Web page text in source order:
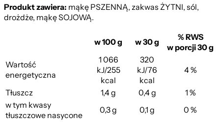
Produkt zawiera: mąkę PSZENNĄ, zakwas ŻYTNI, sól,
drożdże, mąkę SOJOWĄ.
w 100 g w 30 g
% RWS
w porcji 30 g
Wartość
energetyczna
1 066
kJ/255
kcal
320
kJ/76
kcal
4 %
Tłuszcz 1,4 g 0,4 g
1 %
w tym kwasy
tłuszczowe nasycone
0,3 g 0,1 g
0 %